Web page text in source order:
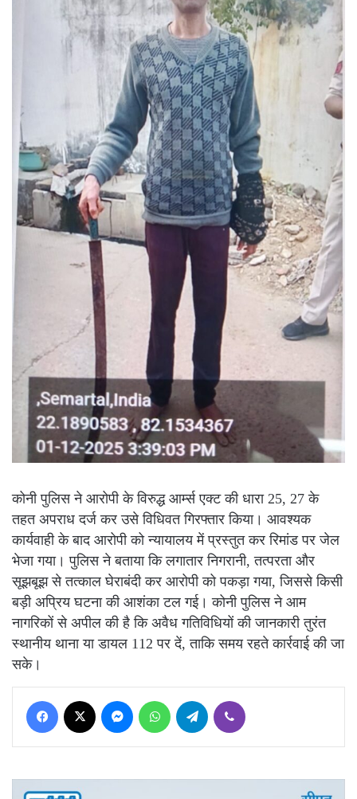
कोनी पुलिस ने आरोपी के विरुद्ध आर्म्स एक्ट की धारा 25, 27 के
तहत अपराध दर्ज कर उसे विधिवत गिरफ्तार किया। आवश्यक
कार्यवाही के बाद आरोपी को न्यायालय में प्रस्तुत कर रिमांड पर जेल
भेजा गया। पुलिस ने बताया कि लगातार निगरानी, तत्परता और
सूझबूझ से तत्काल घेराबंदी कर आरोपी को पकड़ा गया, जिससे किसी
बड़ी अप्रिय घटना की आशंका टल गई। कोनी पुलिस ने आम
नागरिकों से अपील की है कि अवैध गतिविधियों की जानकारी तुरंत
स्थानीय थाना या डायल 112 पर दें, ताकि समय रहते कार्रवाई की जा
सके।
Facebook Messenger WhatsApp Telegram